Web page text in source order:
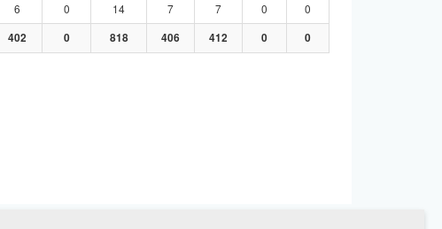
6 0 14 7 7 0
0
402 0 818 406 412 0 0